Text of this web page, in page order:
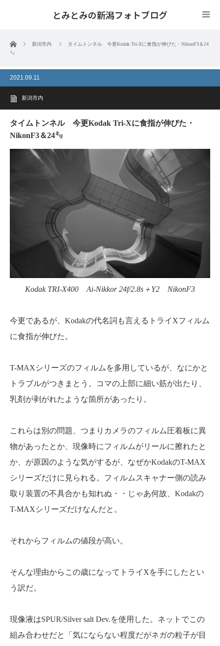
とみとみの新潟フォトブログ
ホーム 新潟市内
タイムトンネル 今更Kodak Tri-Xに食指が伸びた・NikonF3＆24
㍉
2021.09.11
新潟市内
タイムトンネル 今更Kodak Tri-Xに食指が伸びた・
NikonF3＆24㍉
Kodak TRI-X400 Ai-Nikkor 24f/2.8s＋Y2 NikonF3
今更であるが、Kodakの代名詞も言えるトライXフィルム
に食指が伸びた。
T-MAXシリーズのフィルムを多用しているが、なにかと
トラブルがつきまとう。コマの上部に細い筋が出たり、
乳剤が剥がれたような箇所があったり。
これらは別の問題、つまりカメラのフィルム圧着板に異
物があったとか、現像時にフィルムがリールに擦れたと
か、が原因のような気がするが、なぜかKodakのT-MAX
シリーズだけに見られる。フィルムスキャナー側の読み
取り装置の不具合かも知れぬ・・じゃあ何故、Kodakの
T-MAXシリーズだけなんだと。
それからフィルムの値段が高い。
そんな理由からこの歳になってトライXを手にしたとい
う訳だ。
現像液はSPUR/Silver salt Dev.を使用した。ネットでこの
組み合わせだと「気にならない程度だがネガの粒子が目